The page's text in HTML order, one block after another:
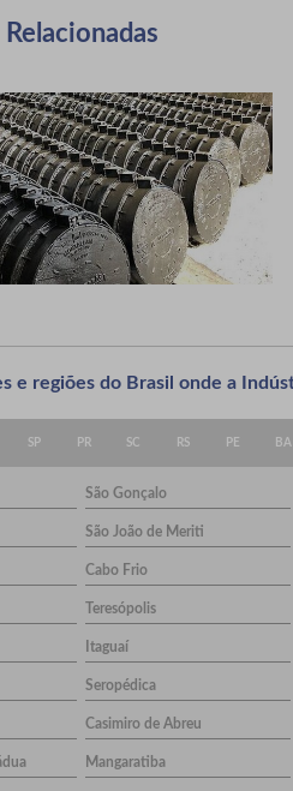
e regiões do Brasil onde a
SP PR SC RS PE BA
São Gonçalo
São João de Meriti
Cabo Frio
Teresópolis
Itaguaí
Seropédica
Casimiro de Abreu
Mangaratiba